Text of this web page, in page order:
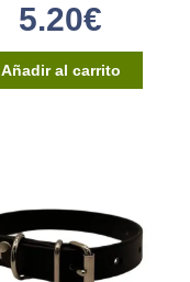
5.20€
Añadir al carrito